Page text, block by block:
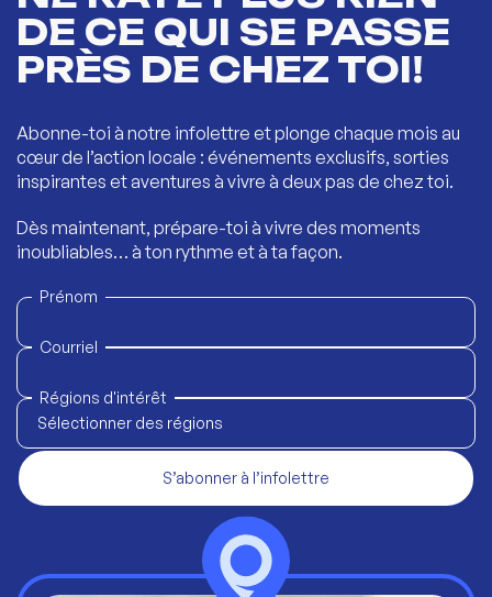
DE CE QUI SE PASSE
PRÈS DE CHEZ TOI!
Abonne-toi à notre infolettre et plonge chaque mois au
cœur de l’action locale : événements exclusifs, sorties
inspirantes et aventures à vivre à deux pas de chez toi.
Dès maintenant, prépare-toi à vivre des moments
inoubliables… à ton rythme et à ta façon.
Prénom
Courriel
Régions d'intérêt
Sélectionner des régions
S’abonner à l’infolettre